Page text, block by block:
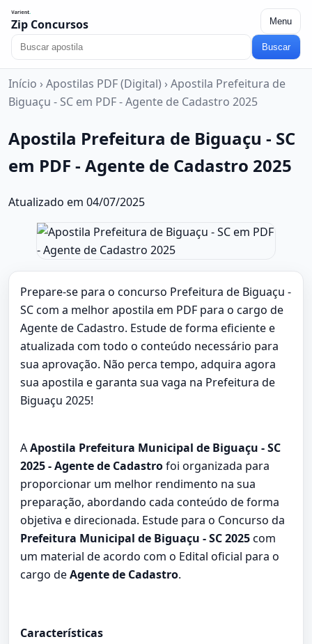
Zip Concursos Menu
Buscar
Início › Apostilas PDF (Digital) › Apostila Prefeitura de
Biguaçu - SC em PDF - Agente de Cadastro 2025
Apostila Prefeitura de Biguaçu - SC
em PDF - Agente de Cadastro 2025
Atualizado em 04/07/2025
Prepare-se para o concurso Prefeitura de Biguaçu -
SC com a melhor apostila em PDF para o cargo de
Agente de Cadastro. Estude de forma eficiente e
atualizada com todo o conteúdo necessário para
sua aprovação. Não perca tempo, adquira agora
sua apostila e garanta sua vaga na Prefeitura de
Biguaçu 2025!
AApostila Prefeitura Municipal de Biguaçu - SC
2025 - Agente de Cadastrofoi organizada para
proporcionar um melhor rendimento na sua
preparação, abordando cada conteúdo de forma
objetiva e direcionada. Estude para o Concurso da
Prefeitura Municipal de Biguaçu - SC 2025com
um material de acordo com o Edital oficial para o
cargo deAgente de Cadastro.
Características